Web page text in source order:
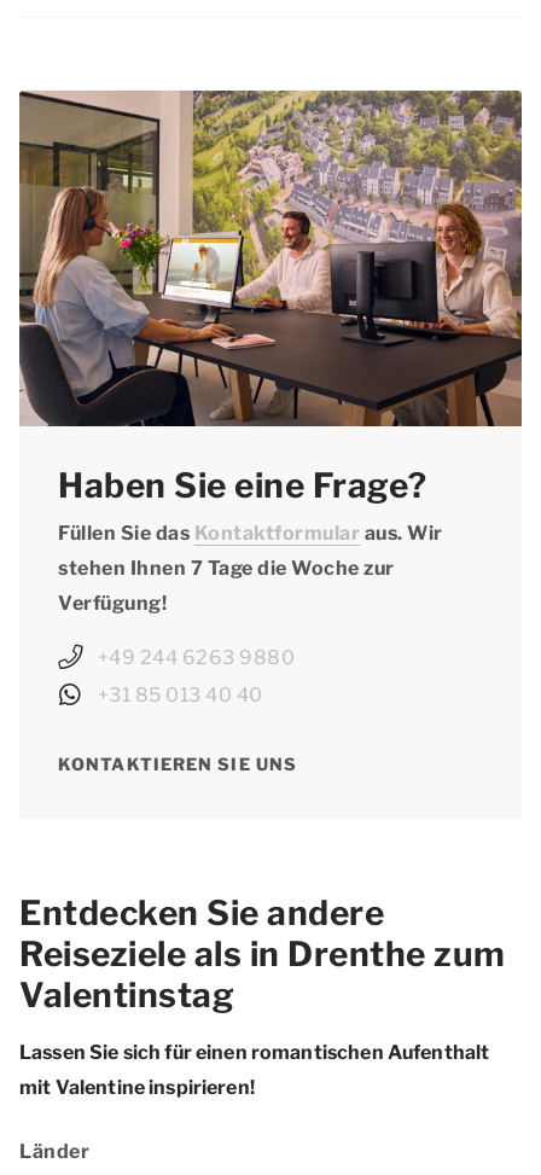
Unterkunftstype auf unserer Website, ob
Haustiere in der gewünschten Type erlaubt sind
und vergessen Sie nicht, den Haustierzuschlag
zu bezahlen.
Haben Sie eine Frage?
Füllen Sie das Kontaktformular aus. Wir
stehen Ihnen 7 Tage die Woche zur
Verfügung!
+49 244 6263 9880
+31 85 013 40 40
KONTAKTIEREN SIE UNS
Entdecken Sie andere
Reiseziele als in Drenthe zum
Valentinstag
Lassen Sie sich für einen romantischen Aufenthalt
mit Valentine inspirieren!
Länder